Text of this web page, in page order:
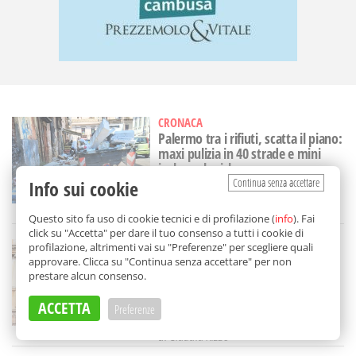
CRONACA
Palermo tra i rifiuti, scatta il piano:
maxi pulizia in 40 strade e mini
isole ecologiche
diGabriella Di Carlo
CRONACA
A Palermo neanche la Santuzza
diClaudia Rizzo
Continua senza accettare
Info sui cookie
Questo sito fa uso di cookie tecnici e di profilazione (info). Fai
click su "Accetta" per dare il tuo consenso a tutti i cookie di
profilazione, altrimenti vai su "Preferenze" per scegliere quali
approvare. Clicca su "Continua senza accettare" per non
prestare alcun consenso.
ACCETTA Preferenze